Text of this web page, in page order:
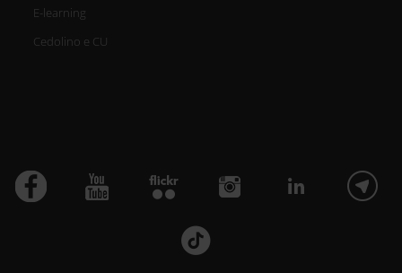
E-learning
Cedolino e CU